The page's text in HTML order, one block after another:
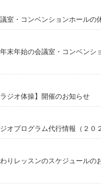
室・コンベンションホールの
年末年始の会議室・コンベンシ
ラジオ体操】開催のお知らせ
ジオプログラム代行情報（２０
りレッスンのスケジュールの